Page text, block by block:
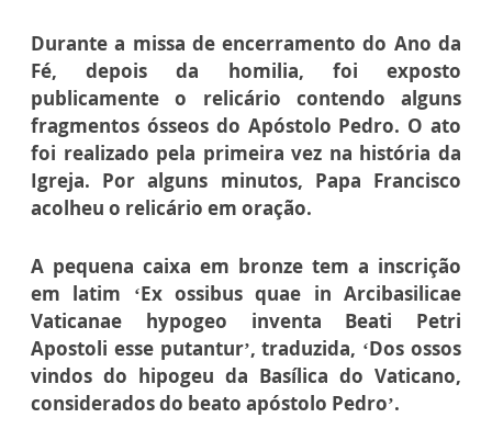
Durante a missa de encerramento do Ano da
Fé, depois da homilia, foi exposto
publicamente o relicário contendo alguns
fragmentos ósseos do Apóstolo Pedro. O ato
foi realizado pela primeira vez na história da
Igreja. Por alguns minutos, Papa Francisco
acolheu o relicário em oração.
A pequena caixa em bronze tem a inscrição
em latim ‘Ex ossibus quae in Arcibasilicae
Vaticanae hypogeo inventa Beati Petri
Apostoli esse putantur’, traduzida, ‘Dos ossos
vindos do hipogeu da Basílica do Vaticano,
considerados do beato apóstolo Pedro’.